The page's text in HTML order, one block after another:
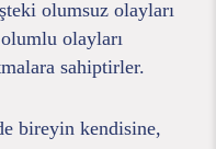
olumsuz olayları
olayları
sahiptirler.
bireyin kendisine,